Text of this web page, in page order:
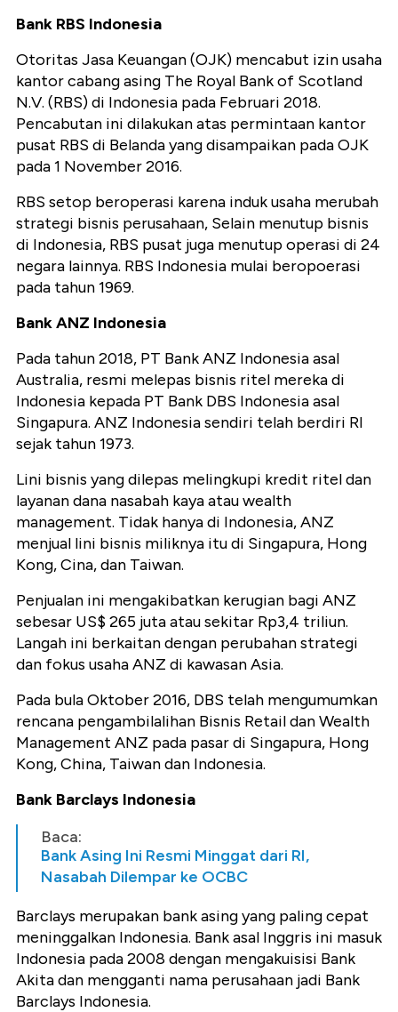
Bank RBS Indonesia
Otoritas Jasa Keuangan (OJK) mencabut izin usaha
kantor cabang asing The Royal Bank of Scotland
N.V. (RBS) di Indonesia pada Februari 2018.
Pencabutan ini dilakukan atas permintaan kantor
pusat RBS di Belanda yang disampaikan pada OJK
pada 1 November 2016.
RBS setop beroperasi karena induk usaha merubah
strategi bisnis perusahaan, Selain menutup bisnis
di Indonesia, RBS pusat juga menutup operasi di 24
negara lainnya. RBS Indonesia mulai beropoerasi
pada tahun 1969.
Bank ANZ Indonesia
Pada tahun 2018, PT Bank ANZ Indonesia asal
Australia, resmi melepas bisnis ritel mereka di
Indonesia kepada PT Bank DBS Indonesia asal
Singapura. ANZ Indonesia sendiri telah berdiri RI
sejak tahun 1973.
Lini bisnis yang dilepas melingkupi kredit ritel dan
layanan dana nasabah kaya atau wealth
management. Tidak hanya di Indonesia, ANZ
menjual lini bisnis miliknya itu di Singapura, Hong
Kong, Cina, dan Taiwan.
Penjualan ini mengakibatkan kerugian bagi ANZ
sebesar US$ 265 juta atau sekitar Rp3,4 triliun.
Langah ini berkaitan dengan perubahan strategi
dan fokus usaha ANZ di kawasan Asia.
Pada bula Oktober 2016, DBS telah mengumumkan
rencana pengambilalihan Bisnis Retail dan Wealth
Management ANZ pada pasar di Singapura, Hong
Kong, China, Taiwan dan Indonesia.
Bank Barclays Indonesia
Baca:
Bank Asing Ini Resmi Minggat dari RI,
Nasabah Dilempar ke OCBC
Barclays merupakan bank asing yang paling cepat
meninggalkan Indonesia. Bank asal Inggris ini masuk
Indonesia pada 2008 dengan mengakuisisi Bank
Akita dan mengganti nama perusahaan jadi Bank
Barclays Indonesia.